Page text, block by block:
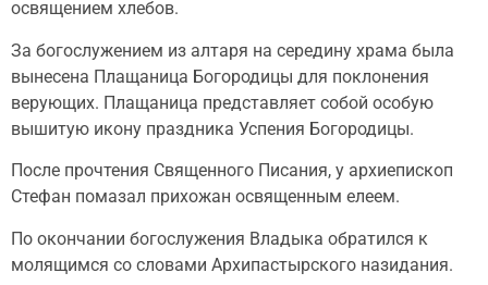
освящением хлебов.
За богослужением из алтаря на середину храма была
вынесена Плащаница Богородицы для поклонения
верующих. Плащаница представляет собой особую
вышитую икону праздника Успения Богородицы.
После прочтения Священного Писания, у архиепископ
Стефан помазал прихожан освященным елеем.
По окончании богослужения Владыка обратился к
молящимся со словами Архипастырского назидания.